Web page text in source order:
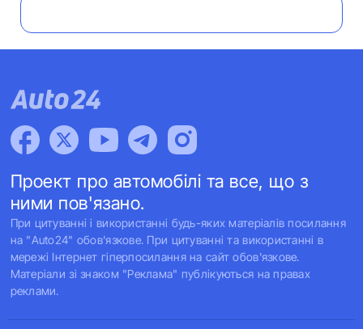
Проект про автомобілі та все, що з
ними пов'язано.
При цитуванні і використанні будь-яких матеріалів посилання
на "Auto24" обов'язкове. При цитуванні та використанні в
мережі Інтернет гіперпосилання на сайт обов'язкове.
Матеріали зі знаком "Реклама" публікуються на правах
реклами.